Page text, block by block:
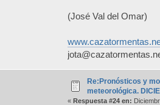
(José Val del Omar)
Re:Pronósticos y
meteorológica.
« Respuesta #24 en: